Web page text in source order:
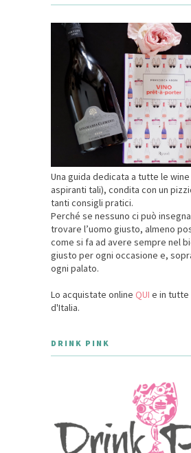
Una guida dedicata a tutte le
aspiranti tali), condita con un
tanti consigli pratici.
Perché se nessuno ci può
trovare l’uomo giusto, almeno
come si fa ad avere sempre nel
giusto per ogni occasione e,
ogni palato.
Lo acquistate online QUI e in tutte
d'Italia.
DRINK PINK